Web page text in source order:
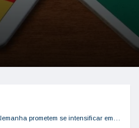
prometem se intensificar em…